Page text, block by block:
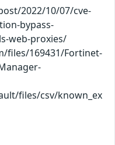
2022/10/07/cve-
bypass-
web-proxies/
files/169431/Fortinet-
files/csv/known_ex